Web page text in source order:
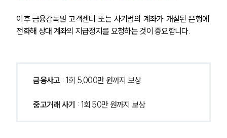
이후 금융감독원 고객센터 또는 사기범의 계좌가 개설된 은행에
전화해 상대 계좌의 지급정지를 요청하는 것이 중요합니다.
금융사고 : 1회 5,000만 원까지 보상
중고거래 사기 : 1회 50만 원까지 보상